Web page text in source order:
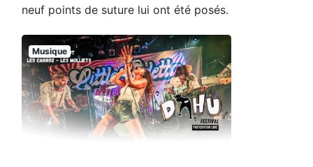
neuf points de suture lui ont été posés.
Musique